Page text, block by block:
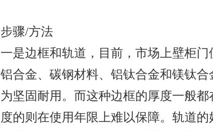
步骤/方法
一是边框和轨道，目前，市场上壁柜
铝合金、碳钢材料、铝钛合金和镁钛
为坚固耐用。而这种边框的厚度一般
度的则在使用年限上难以保障。轨道